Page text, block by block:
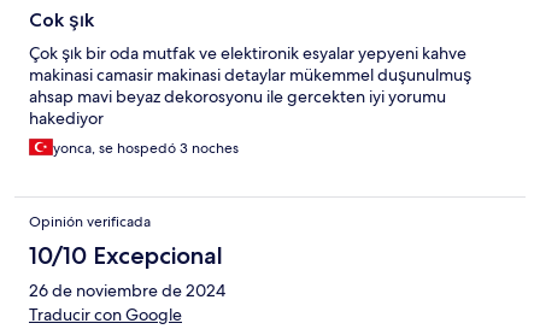
Cok şık
Çok şık bir oda mutfak ve elektironik esyalar yepyeni kahve
makinasi camasir makinasi detaylar mükemmel duşunulmuş
ahsap mavi beyaz dekorosyonu ile gercekten iyi yorumu
hakediyor
yonca, se hospedó 3 noches
Opinión verificada
10/10 Excepcional
26 de noviembre de 2024
Traducir con Google